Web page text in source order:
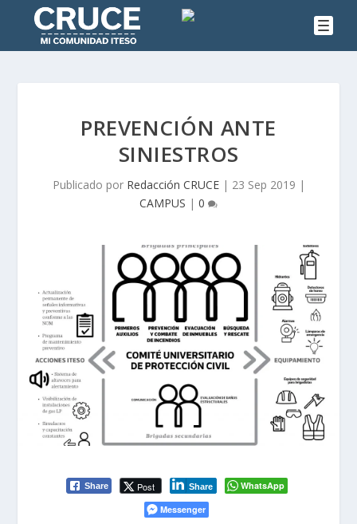
PREVENCIÓN ANTE
SINIESTROS
Publicado por Redacción CRUCE| 23 Sep 2019 |
CAMPUS | 0
Share Post Share
WhatsApp
Messenger